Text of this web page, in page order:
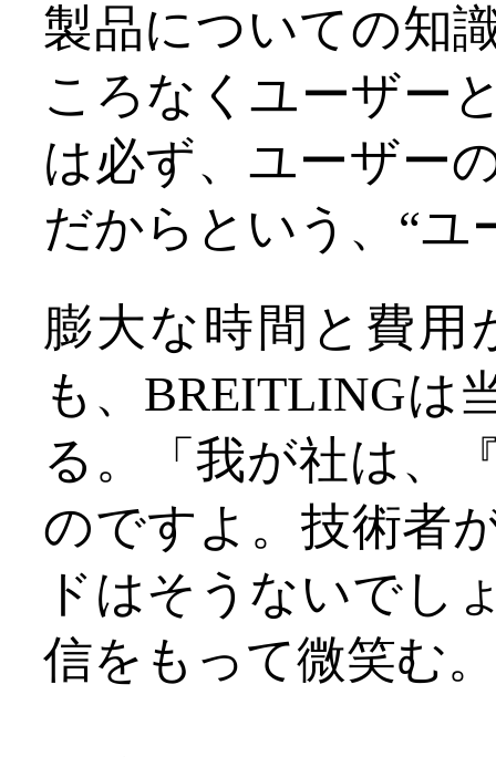
製品についての知
ころなくユーザー
は必ず、ユーザー
だからという、“ユ
膨大な時間と費
も、BREITLINGは
る。「我が社は、
のですよ。技術者
ドはそうないでし
信をもって微笑む